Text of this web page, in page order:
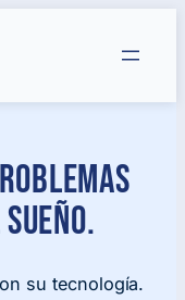
su tecnología.